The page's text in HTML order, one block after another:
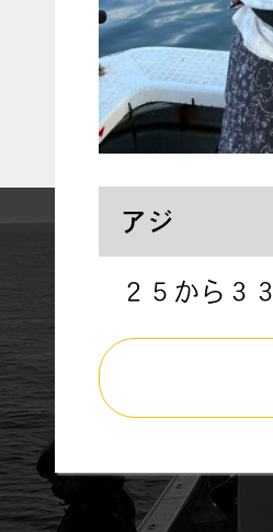
アジ
２５から３